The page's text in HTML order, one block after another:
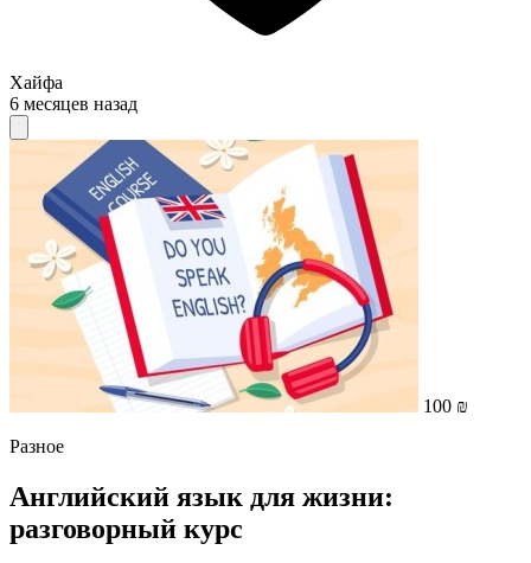
Хайфа
6 месяцев назад
100 ₪
Разное
Английский язык для жизни:
разговорный курс